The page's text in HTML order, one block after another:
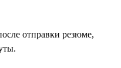
отправки резюме,